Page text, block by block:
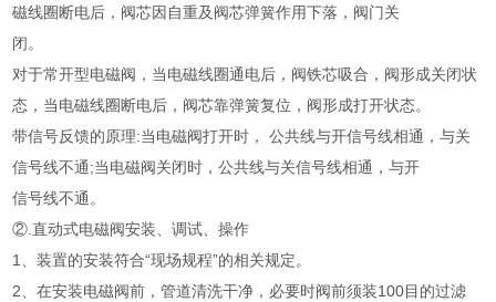
磁线圈断电后，阀芯因自重及阀芯弹簧作用下落，阀门关
闭。
对于常开型电磁阀，当电磁线圈通电后，阀铁芯吸合，阀形成关闭状
态，当电磁线圈断电后，阀芯靠弹簧复位，阀形成打开状态。
带信号反馈的原理:当电磁阀打开时， 公共线与开信号线相通，与关
信号线不通;当电磁阀关闭时，公共线与关信号线相通，与开
信号线不通。
②.直动式电磁阀安装、调试、操作
1、装置的安装符合“现场规程”的相关规定。
2、在安装电磁阀前，管道清洗干净，必要时阀前须装100目的过滤